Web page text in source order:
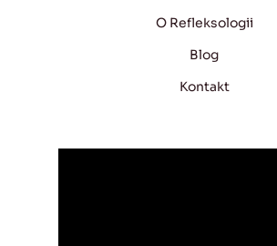
O Refleksologii
Blog
Kontakt